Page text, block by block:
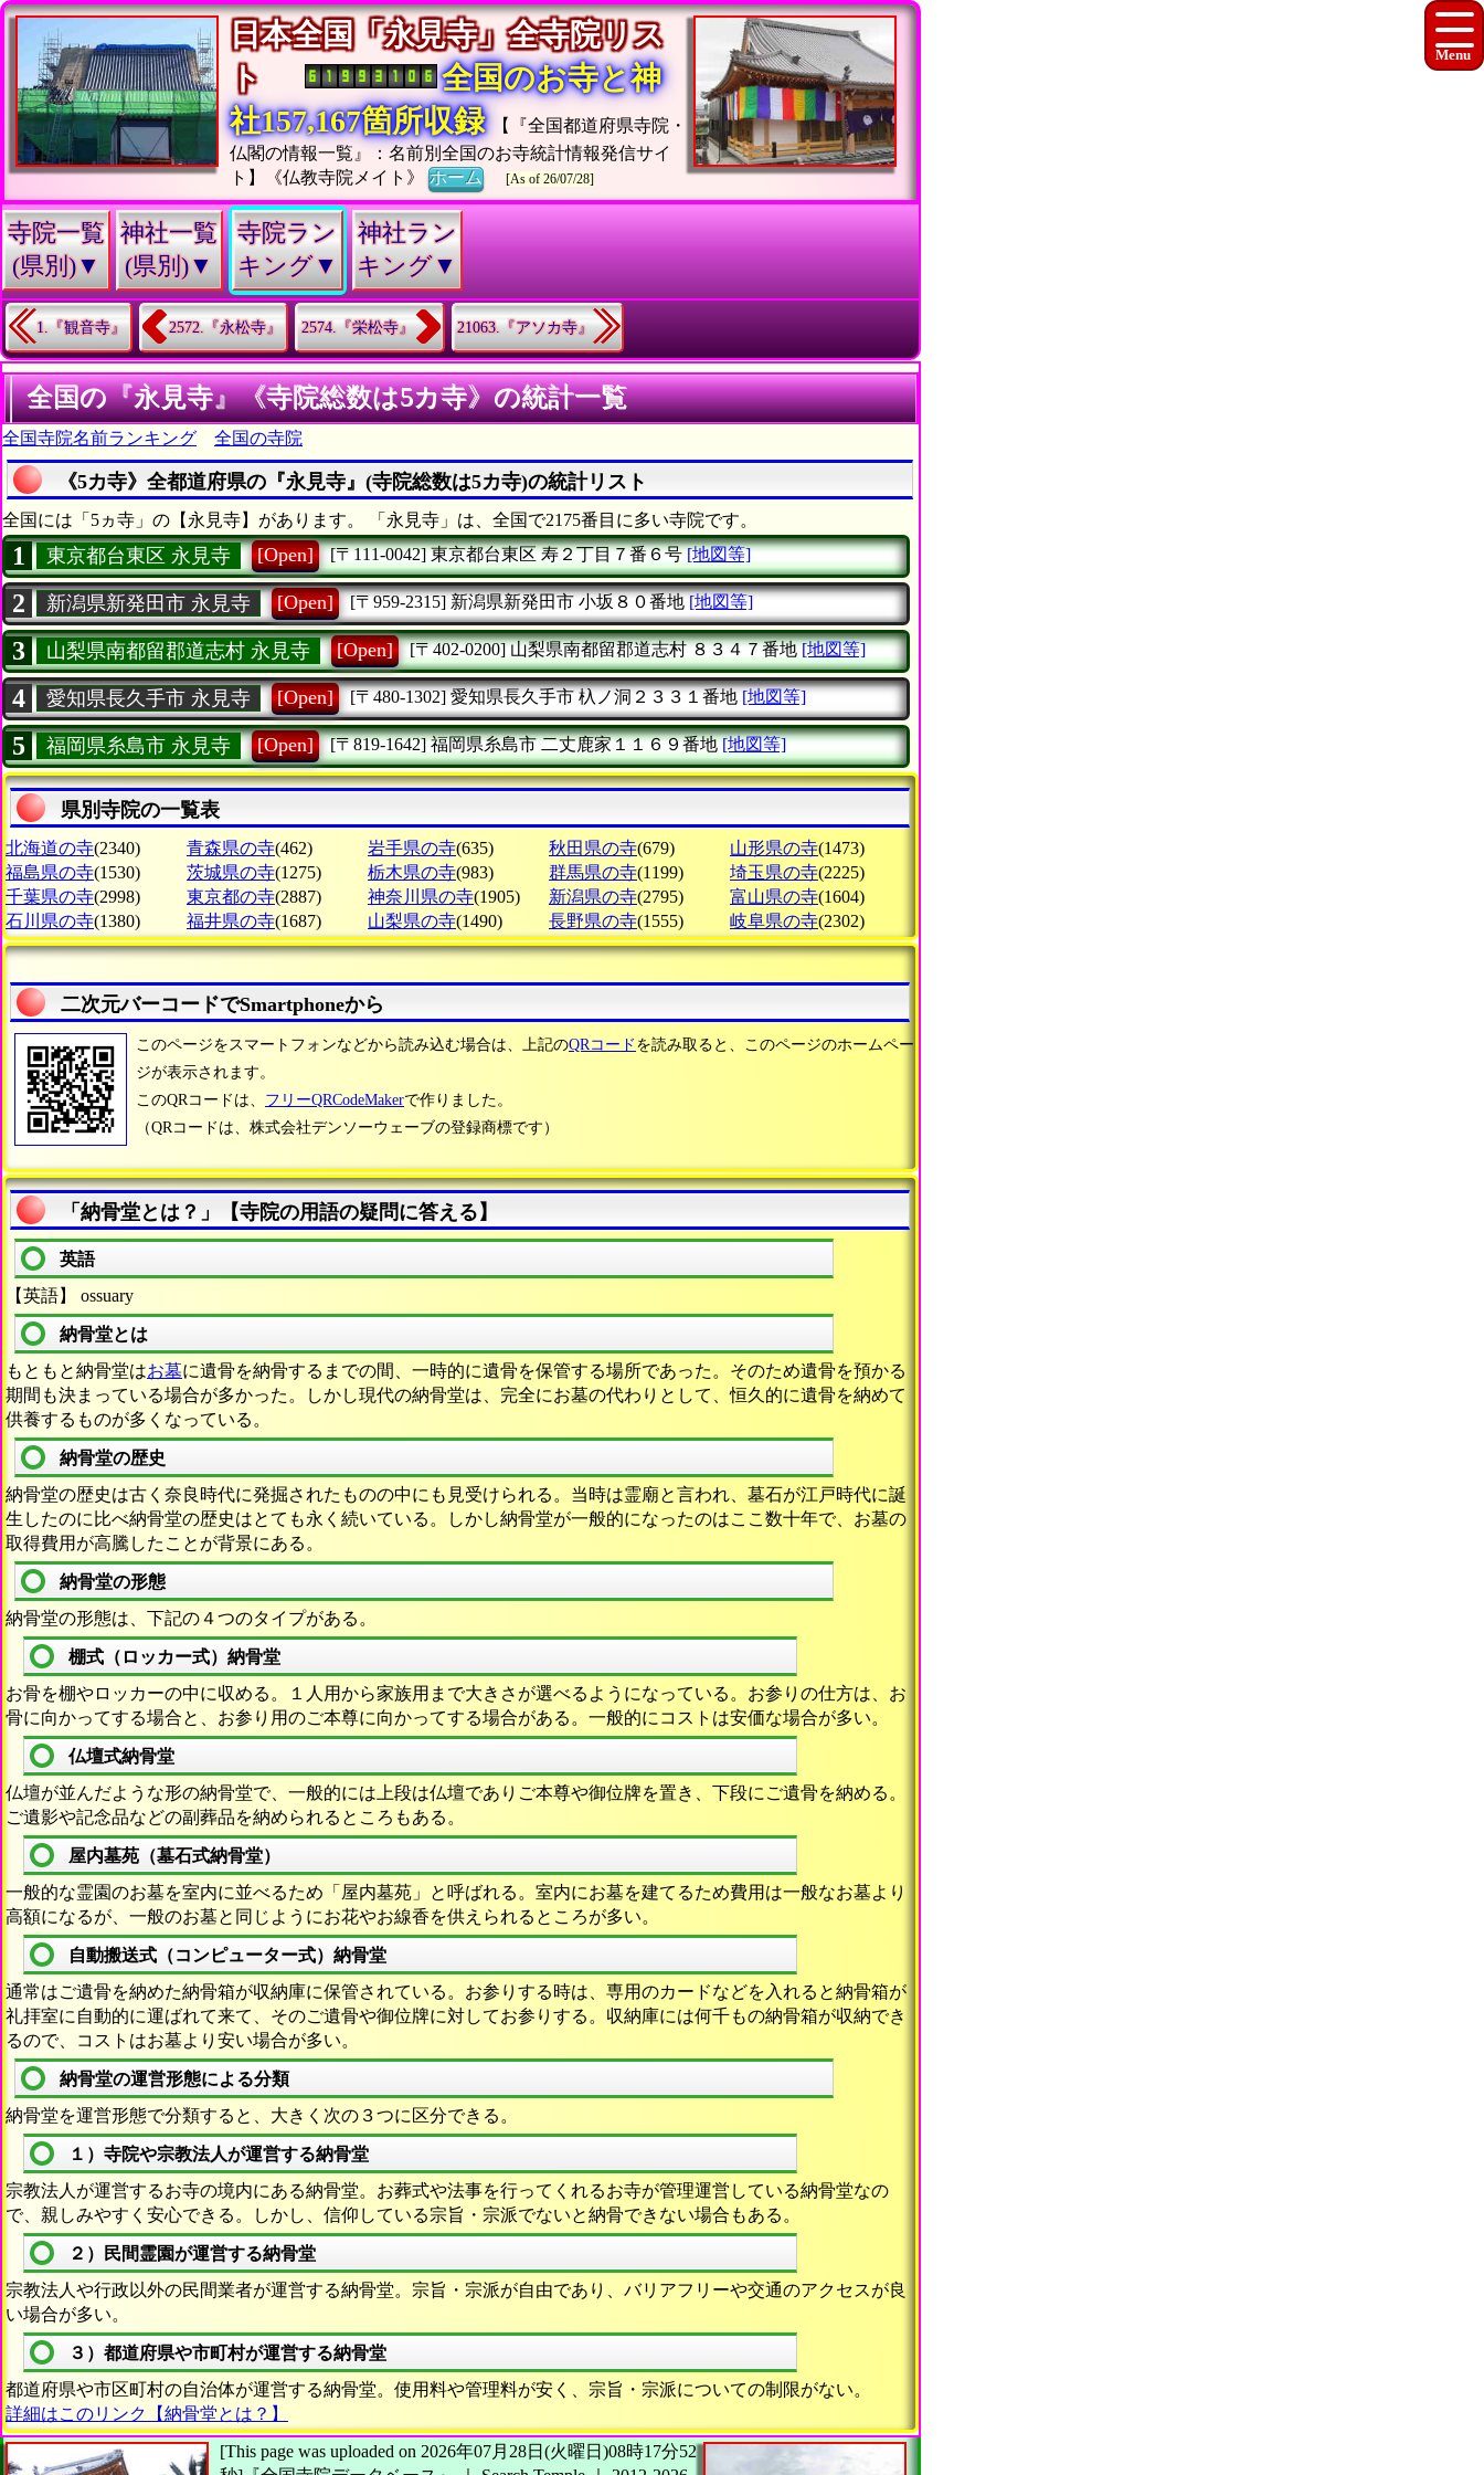
日本全国「永見寺」全寺院リス
ト
全国のお寺と神
社157,167箇所収録
【『全国都道府県寺院・
仏閣の情報一覧』：名前別全国のお寺統計情報発信サイ
ト】《仏教寺院メイト》ホーム [As of 26/07/28]
寺院一覧
(県別)▼
神社一覧
(県別)▼
寺院ラン
キング▼
神社ラン
キング▼
1.『観音寺』 2572.『永松寺』 2574.『栄松寺』 21063.『アソカ寺』
全国の『永見寺』《寺院総数は5カ寺》の統計一覧
全国寺院名前ランキング 全国の寺院
《5カ寺》全都道府県の『永見寺』(寺院総数は5カ寺)の統計リスト
全国には「5ヵ寺」の【永見寺】があります。 「永見寺」は、全国で2175番目に多い寺院です。
1 東京都台東区 永見寺 [Open] [〒111-0042] 東京都台東区寿２丁目７番６号 [地図等]
2 新潟県新発田市 永見寺 [Open] [〒959-2315] 新潟県新発田市小坂８０番地 [地図等]
3 山梨県南都留郡道志村 永見寺 [Open] [〒402-0200] 山梨県南都留郡道志村８３４７番地 [地図等]
4 愛知県長久手市 永見寺 [Open] [〒480-1302] 愛知県長久手市杁ノ洞２３３１番地 [地図等]
5 福岡県糸島市 永見寺 [Open] [〒819-1642] 福岡県糸島市二丈鹿家１１６９番地 [地図等]
県別寺院の一覧表
北海道の寺(2340) 青森県の寺(462) 岩手県の寺(635) 秋田県の寺(679) 山形県の寺(1473)
福島県の寺(1530) 茨城県の寺(1275) 栃木県の寺(983) 群馬県の寺(1199) 埼玉県の寺(2225)
千葉県の寺(2998) 東京都の寺(2887) 神奈川県の寺(1905) 新潟県の寺(2795) 富山県の寺(1604)
石川県の寺(1380) 福井県の寺(1687) 山梨県の寺(1490) 長野県の寺(1555) 岐阜県の寺(2302)
二次元バーコードでSmartphoneから
このページをスマートフォンなどから読み込む場合は、上記のQRコード を読み取ると、このページのホームペー
ジが表示されます。
このQRコードは、 フリーQRCodeMakerで作りました。
（QRコードは、株式会社デンソーウェーブの登録商標です）
「納骨堂とは？」【寺院の用語の疑問に答える】
英語
【英語】 ossuary
納骨堂とは
もともと納骨堂はお墓に遺骨を納骨するまでの間、一時的に遺骨を保管する場所であった。そのため遺骨を預かる
期間も決まっている場合が多かった。しかし現代の納骨堂は、完全にお墓の代わりとして、恒久的に遺骨を納めて
供養するものが多くなっている。
納骨堂の歴史
納骨堂の歴史は古く奈良時代に発掘されたものの中にも見受けられる。当時は霊廟と言われ、墓石が江戸時代に誕
生したのに比べ納骨堂の歴史はとても永く続いている。しかし納骨堂が一般的になったのはここ数十年で、お墓の
取得費用が高騰したことが背景にある。
納骨堂の形態
納骨堂の形態は、下記の４つのタイプがある。
棚式（ロッカー式）納骨堂
お骨を棚やロッカーの中に収める。１人用から家族用まで大きさが選べるようになっている。お参りの仕方は、お
骨に向かってする場合と、お参り用のご本尊に向かってする場合がある。一般的にコストは安価な場合が多い。
仏壇式納骨堂
仏壇が並んだような形の納骨堂で、一般的には上段は仏壇でありご本尊や御位牌を置き、下段にご遺骨を納める。
ご遺影や記念品などの副葬品を納められるところもある。
屋内墓苑（墓石式納骨堂）
一般的な霊園のお墓を室内に並べるため「屋内墓苑」と呼ばれる。室内にお墓を建てるため費用は一般なお墓より
高額になるが、一般のお墓と同じようにお花やお線香を供えられるところが多い。
自動搬送式（コンピューター式）納骨堂
通常はご遺骨を納めた納骨箱が収納庫に保管されている。お参りする時は、専用のカードなどを入れると納骨箱が
礼拝室に自動的に運ばれて来て、そのご遺骨や御位牌に対してお参りする。収納庫には何千もの納骨箱が収納でき
るので、コストはお墓より安い場合が多い。
納骨堂の運営形態による分類
納骨堂を運営形態で分類すると、大きく次の３つに区分できる。
１）寺院や宗教法人が運営する納骨堂
宗教法人が運営するお寺の境内にある納骨堂。お葬式や法事を行ってくれるお寺が管理運営している納骨堂なの
で、親しみやすく安心できる。しかし、信仰している宗旨・宗派でないと納骨できない場合もある。
２）民間霊園が運営する納骨堂
宗教法人や行政以外の民間業者が運営する納骨堂。宗旨・宗派が自由であり、バリアフリーや交通のアクセスが良
い場合が多い。
３）都道府県や市町村が運営する納骨堂
都道府県や市区町村の自治体が運営する納骨堂。使用料や管理料が安く、宗旨・宗派についての制限がない。
詳細はこのリンク【納骨堂とは？】
[This page was uploaded on 2026年07月28日(火曜日)08時17分52